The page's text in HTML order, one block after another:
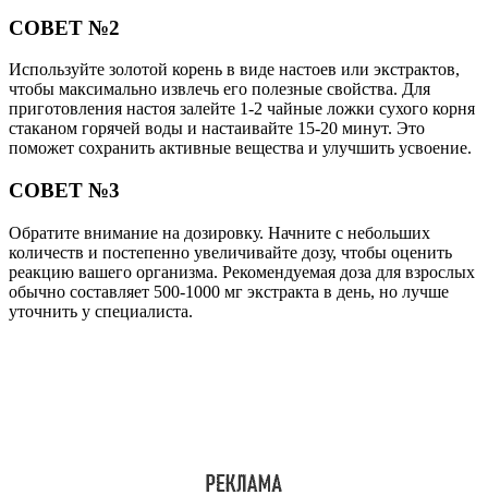
СОВЕТ №2
Используйте золотой корень в виде настоев или экстрактов,
чтобы максимально извлечь его полезные свойства. Для
приготовления настоя залейте 1-2 чайные ложки сухого корня
стаканом горячей воды и настаивайте 15-20 минут. Это
поможет сохранить активные вещества и улучшить усвоение.
СОВЕТ №3
Обратите внимание на дозировку. Начните с небольших
количеств и постепенно увеличивайте дозу, чтобы оценить
реакцию вашего организма. Рекомендуемая доза для взрослых
обычно составляет 500-1000 мг экстракта в день, но лучше
уточнить у специалиста.